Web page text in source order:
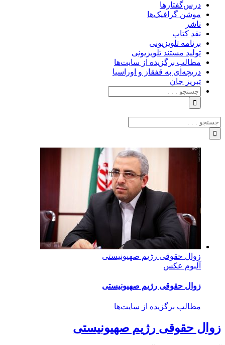
درس‌گفتارها
موشن گرافیک‌ها
نقد کتاب
برنامه‌ تلویزیونی
تولید مستند تلویزیونی
مطالب برگزیده از سایت‌ها
دریچه‌ای به قفقاز و اوراسیا
تبریزِ جان
جستجو
زوال حقوقی رژیم صهیونیستی
آلبوم عکس
زوال حقوقی رژیم صهیونیستی
مطالب برگزیده از سایت‌ها
حقوقی رژیم صهیونیستی